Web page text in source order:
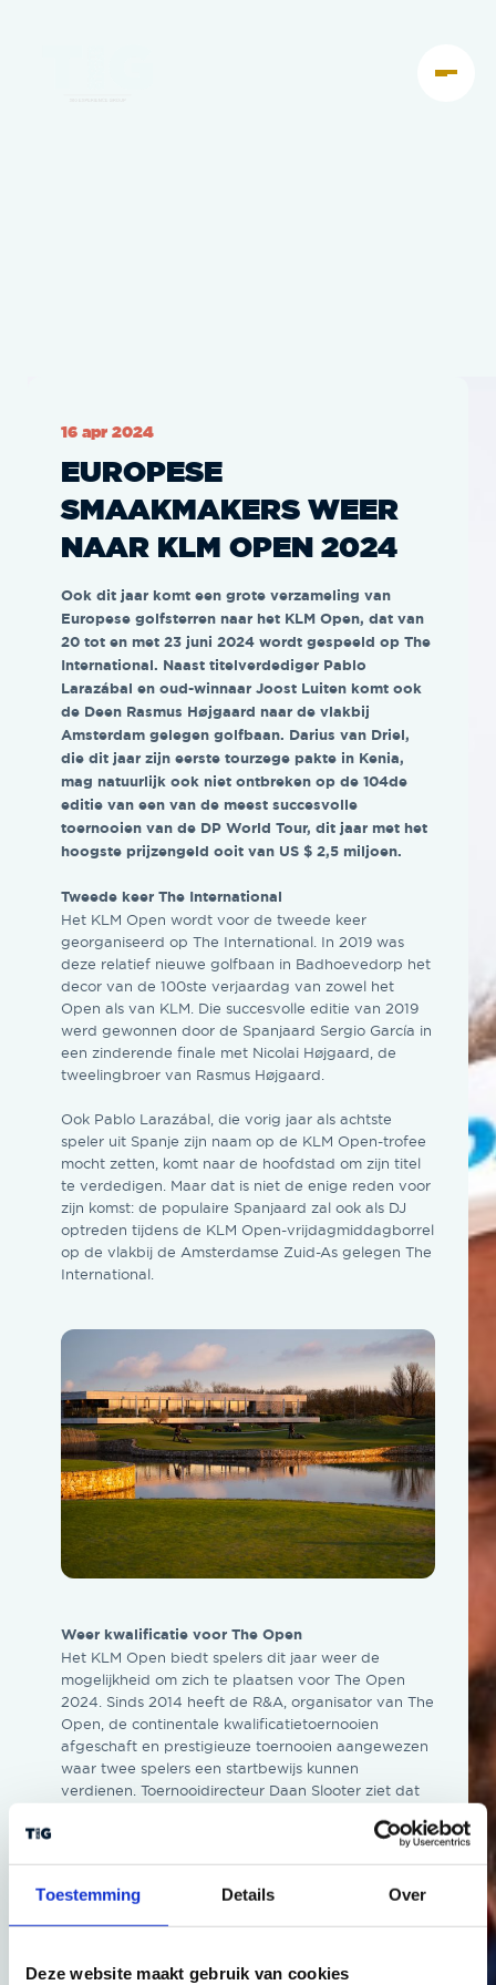
Toestemming Details Over
Deze website maakt gebruik van cookies
16 apr 2024
EUROPESE
SMAAKMAKERS WEER
NAAR KLM OPEN 2024
Ook dit jaar komt een grote verzameling van
Europese golfsterren naar het KLM Open, dat van
20 tot en met 23 juni 2024 wordt gespeeld op The
International. Naast titelverdediger Pablo
Larazábal en oud-winnaar Joost Luiten komt ook
de Deen Rasmus Højgaard naar de vlakbij
Amsterdam gelegen golfbaan. Darius van Driel,
die dit jaar zijn eerste tourzege pakte in Kenia,
mag natuurlijk ook niet ontbreken op de 104de
editie van een van de meest succesvolle
toernooien van de DP World Tour, dit jaar met het
hoogste prijzengeld ooit van US $ 2,5 miljoen.
Tweede keer The International
Het KLM Open wordt voor de tweede keer
georganiseerd op The International. In 2019 was
deze relatief nieuwe golfbaan in Badhoevedorp het
decor van de 100ste verjaardag van zowel het
Open als van KLM. Die succesvolle editie van 2019
werd gewonnen door de Spanjaard Sergio García in
een zinderende finale met Nicolai Højgaard, de
tweelingbroer van Rasmus Højgaard.
Ook Pablo Larazábal, die vorig jaar als achtste
speler uit Spanje zijn naam op de KLM Open-trofee
mocht zetten, komt naar de hoofdstad om zijn titel
te verdedigen. Maar dat is niet de enige reden voor
zijn komst: de populaire Spanjaard zal ook als DJ
optreden tijdens de KLM Open-vrijdagmiddagborrel
op de vlakbij de Amsterdamse Zuid-As gelegen The
International.
Weer kwalificatie voor The Open
Het KLM Open biedt spelers dit jaar weer de
mogelijkheid om zich te plaatsen voor The Open
2024. Sinds 2014 heeft de R&A, organisator van The
Open, de continentale kwalificatietoernooien
afgeschaft en prestigieuze toernooien aangewezen
waar twee spelers een startbewijs kunnen
verdienen. Toernooidirecteur Daan Slooter ziet dat
Ook zeker is dat dit jaar de drie beste Nederlandse
spelers van de DP World Tour zich op het KLM Open
Luiten, Darius van Driel en Daan Huizing, dat bijna